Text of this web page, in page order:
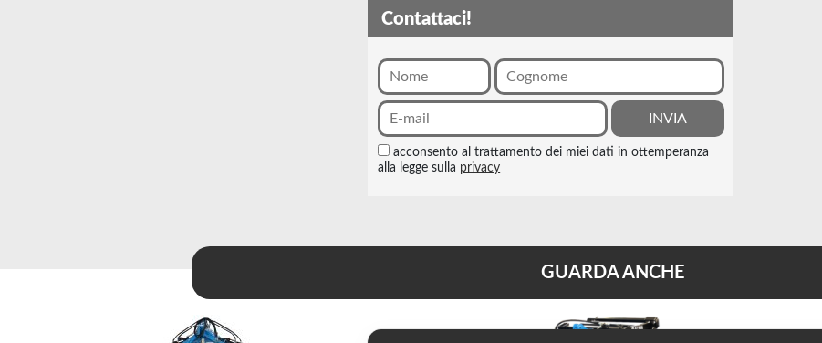
Contattaci!
acconsento al trattamento dei miei dati in ottemperanza
alla legge sulla privacy
GUARDA ANCHE